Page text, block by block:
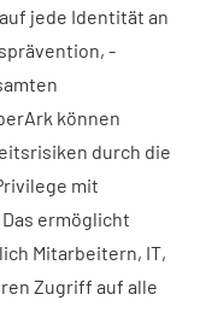
jede Identität an
-
können
durch die
mit
ermöglicht
Mitarbeitern, IT,
Zugriff auf alle